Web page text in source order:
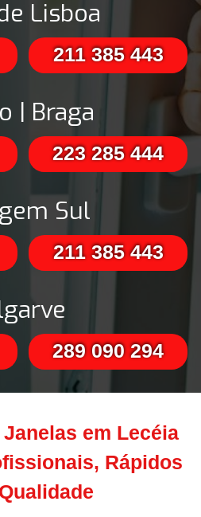
Lisboa
211 385 443
| Braga
223 285 444
Sul
211 385 443
289 090 294
em Lecéia
Rápidos